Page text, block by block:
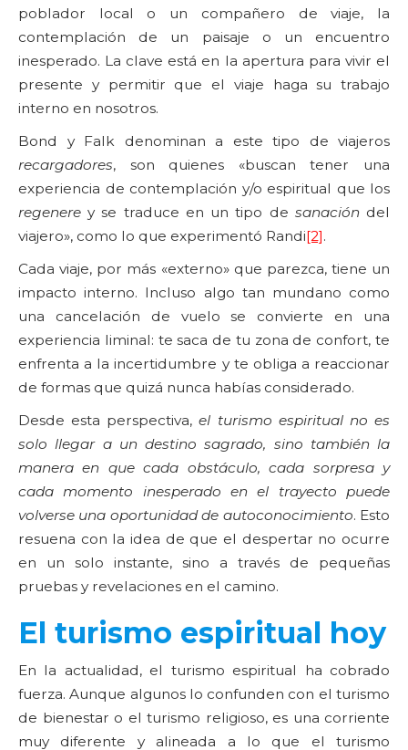
poblador local o un compañero de viaje, la
contemplación de un paisaje o un encuentro
inesperado. La clave está en la apertura para vivir el
presente y permitir que el viaje haga su trabajo
interno en nosotros.
Bond y Falk denominan a este tipo de viajeros
recargadores, son quienes «buscan tener una
experiencia de contemplación y/o espiritual que los
regenere y se traduce en un tipo de sanacióndel
viajero», como lo que experimentó Randi[2].
Cada viaje, por más «externo» que parezca, tiene un
impacto interno. Incluso algo tan mundano como
una cancelación de vuelo se convierte en una
experiencia liminal: te saca de tu zona de confort, te
enfrenta a la incertidumbre y te obliga a reaccionar
de formas que quizá nunca habías considerado.
Desde esta perspectiva,el turismo espiritual no es
solo llegar a un destino sagrado, sino también la
manera en que cada obstáculo, cada sorpresa y
cada momento inesperado en el trayecto puede
volverse una oportunidad de autoconocimiento. Esto
resuena con la idea de que el despertar no ocurre
en un solo instante, sino a través de pequeñas
pruebas y revelaciones en el camino.
El turismo espiritual hoy
En la actualidad, el turismo espiritual ha cobrado
fuerza. Aunque algunos lo confunden con el turismo
de bienestar o el turismo religioso, es una corriente
muy diferente y alineada a lo que el turismo